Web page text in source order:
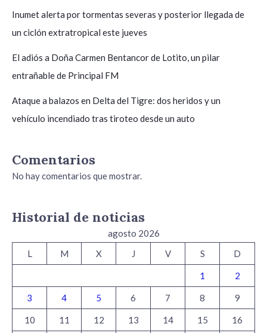
Inumet alerta por tormentas severas y posterior llegada de
un ciclón extratropical este jueves
El adiós a Doña Carmen Bentancor de Lotito, un pilar
entrañable de Principal FM
Ataque a balazos en Delta del Tigre: dos heridos y un
vehículo incendiado tras tiroteo desde un auto
Comentarios
No hay comentarios que mostrar.
Historial de noticias
agosto 2026
L
M X J V S D
1 2
3 4 5 6 7 8 9
10 11 12 13 14 15 16